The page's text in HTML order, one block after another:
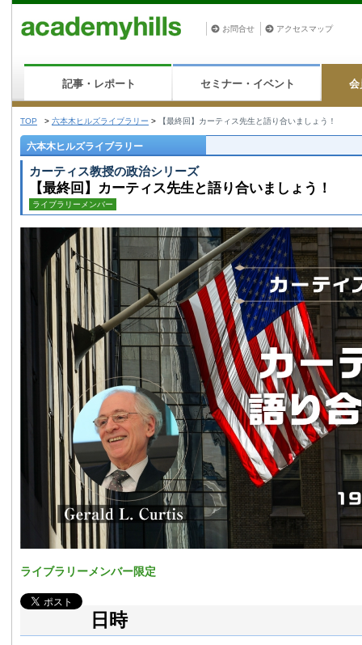
お問合せ アクセスマップ
記事・レポート セミナー・イベント 会
TOP > 六本木ヒルズライブラリー > 【最終回】カーティス先生と語り合いましょう！
六本木ヒルズライブラリー
カーティス教授の政治シリーズ
【最終回】カーティス先生と語り合いましょう！
ライブラリーメンバー
ライブラリーメンバー限定
日時